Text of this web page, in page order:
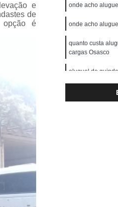
Industriais
Transporte de
Construção Civil
para Máquinas Gráficas
e
de
opção é
onde acho
onde acho
quanto custa
cargas Osasco
aluguel de
onde acho